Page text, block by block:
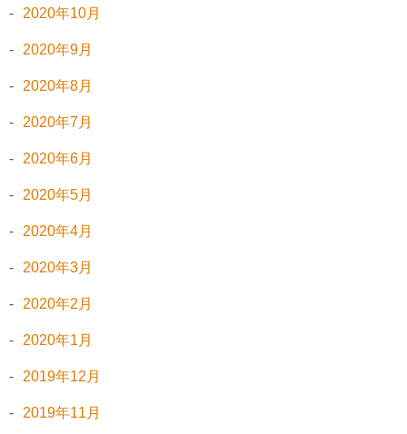
2020年10月
2020年9月
2020年8月
2020年7月
2020年6月
2020年5月
2020年4月
2020年3月
2020年2月
2020年1月
2019年12月
2019年11月